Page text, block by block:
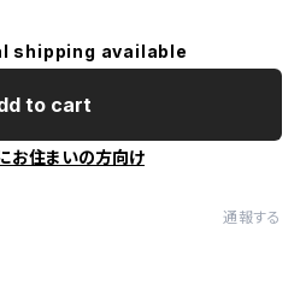
shipping available
to cart
お住まいの方向け
通報する